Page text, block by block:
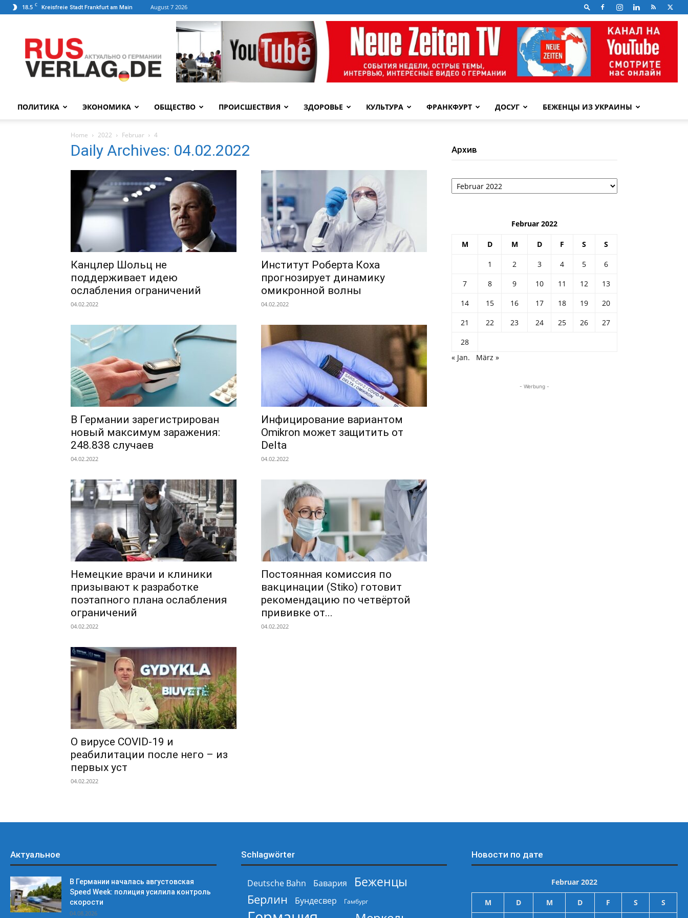
18.5 C Kreisfreie Stadt Frankfurt am Main August 7 2026
ПОЛИТИКА ЭКОНОМИКА ОБЩЕСТВО ПРОИСШЕСТВИЯ ЗДОРОВЬЕ КУЛЬТУРА ФРАНКФУРТ ДОСУГ БЕЖЕНЦЫ ИЗ УКРАИНЫ
Home 2022 Februar 4
Daily Archives: 04.02.2022
Канцлер Шольц не
поддерживает идею
ослабления ограничений
04.02.2022
Институт Роберта Коха
прогнозирует динамику
омикронной волны
04.02.2022
В Германии зарегистрирован
новый максимум заражения:
248.838 случаев
04.02.2022
Инфицирование вариантом
Omikron может защитить от
Delta
04.02.2022
Немецкие врачи и клиники
призывают к разработке
поэтапного плана ослабления
ограничений
04.02.2022
Постоянная комиссия по
вакцинации (Stiko) готовит
рекомендацию по четвёртой
прививке от...
04.02.2022
О вирусе COVID-19 и
реабилитации после него – из
первых уст
04.02.2022
Архив
Архив
Februar 2022
M D M D F S S
1 2 3 4 5
6
7
8 9 10 11 12
13
14
15 16 17 18 19
20
21
22 23 24 25 26
27
28
« Jan.
März »
- Werbung -
Актуальное
В Германии началась августовская
Speed Week: полиция усилила контроль
скорости
04.08.2026
Schlagwörter
Deutsche Bahn Бавария
Беженцы
Берлин
Бундесвер Гамбург
Новости по дате
Februar 2022
M D M D F S S